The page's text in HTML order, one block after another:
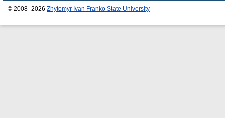
© 2008–2026 Zhytomyr Ivan Franko State University